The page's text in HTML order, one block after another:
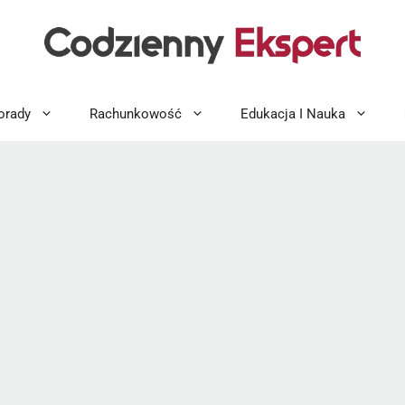
Rachunkowość Edukacja I Nauka